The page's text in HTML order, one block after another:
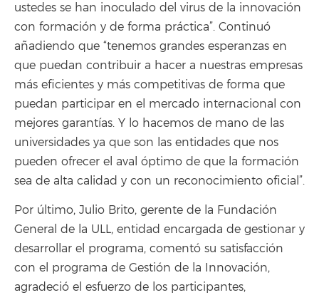
ustedes se han inoculado del virus de la innovación
con formación y de forma práctica”. Continuó
añadiendo que “tenemos grandes esperanzas en
que puedan contribuir a hacer a nuestras empresas
más eficientes y más competitivas de forma que
puedan participar en el mercado internacional con
mejores garantías. Y lo hacemos de mano de las
universidades ya que son las entidades que nos
pueden ofrecer el aval óptimo de que la formación
sea de alta calidad y con un reconocimiento oficial”.
Por último, Julio Brito, gerente de la Fundación
General de la ULL, entidad encargada de gestionar y
desarrollar el programa, comentó su satisfacción
con el programa de Gestión de la Innovación,
agradeció el esfuerzo de los participantes,